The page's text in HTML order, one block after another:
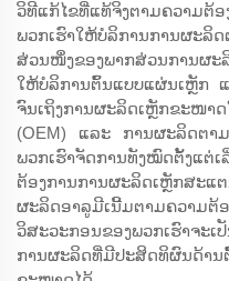
ວິທີແກ້ໄຂທີ່ແທ້ຈິງຕາມຄວາມຕ້ອ
ພວກເຮົາໃຫ້ບໍລິການການຜະລິ
ສ່ວນໜຶ່ງຂອງພາກສ່ວນການຜະ
ໃຫ້ບໍລິການຕົ້ນແບບແຜ່ນເຫຼັກ
ຈົນເຖິງການຜະລິດເຫຼັກຂະໜາ
(OEM) ແລະ ການຜະລິດຕາ
ພວກເຮົາຈັດການທັງໝົດຕັ້ງແ
ຕ້ອງການການຜະລິດເຫຼັກສະ
ຜະລິດອາລູມີເນີ້ມຕາມຄວາມຕ້
ວິສະວະກອນຂອງພວກເຮົາຈະເ
ການຜະລິດທີ່ມີປະສິດທິຜົນ